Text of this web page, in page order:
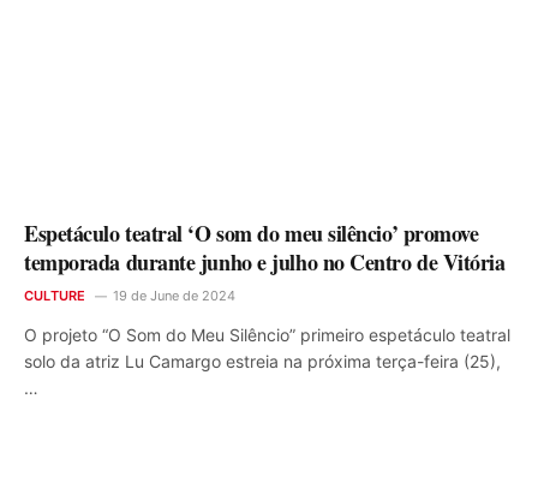
Espetáculo teatral ‘O som do meu silêncio’ promove
temporada durante junho e julho no Centro de Vitória
CULTURE 19 de June de 2024
O projeto “O Som do Meu Silêncio” primeiro espetáculo teatral
solo da atriz Lu Camargo estreia na próxima terça-feira (25),
…